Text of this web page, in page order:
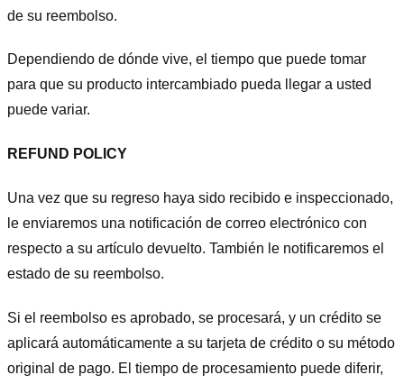
de su reembolso.
Dependiendo de dónde vive, el tiempo que puede tomar
para que su producto intercambiado pueda llegar a usted
puede variar.
REFUND POLICY
Una vez que su regreso haya sido recibido e inspeccionado,
le enviaremos una notificación de correo electrónico con
respecto a su artículo devuelto. También le notificaremos el
estado de su reembolso.
Si el reembolso es aprobado, se procesará, y un crédito se
aplicará automáticamente a su tarjeta de crédito o su método
original de pago. El tiempo de procesamiento puede diferir,